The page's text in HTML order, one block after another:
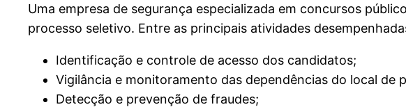
Uma empresa de segurança especializada em concursos
processo seletivo. Entre as principais atividades
Identificação e controle de acesso dos candidatos;
Vigilância e monitoramento das dependências do local de
Detecção e prevenção de fraudes;